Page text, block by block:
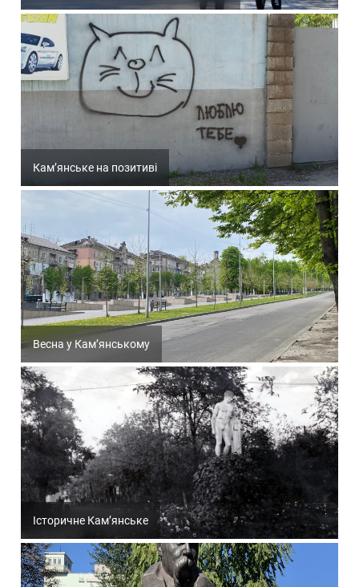
Кам’янське на позитиві
Весна у Кам’янському
Історичне Кам’янське